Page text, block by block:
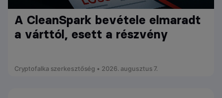
A CleanSpark bevétele elmaradt
a várttól, esett a részvény
Cryptofalka szerkesztőség • 2026. augusztus 7.